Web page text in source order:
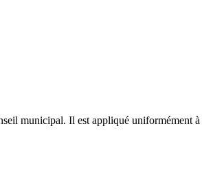
municipal. Il est appliqué uniformément